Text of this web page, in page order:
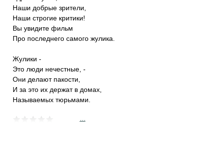
Наши добрые зрители,
Наши строгие критики!
Вы увидите фильм
Про последнего самого жулика.
Жулики -
Это люди нечестные, -
Они делают пакости,
И за это их держат в домах,
Называемых тюрьмами.